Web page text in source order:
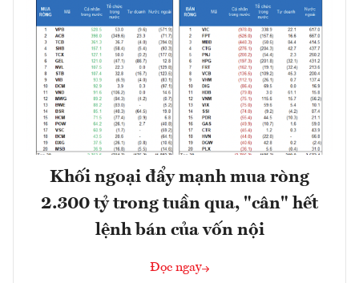
Khối ngoại đẩy mạnh mua ròng
2.300 tỷ trong tuần qua, "cân" hết
lệnh bán của vốn nội
Đọc ngay